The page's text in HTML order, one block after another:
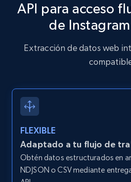
X (formerly Twitter) - Posts
Twitter posts URLs
ID, User posted, Name,
10.4K+
X (formerly Twitter) - Posts -
posts by array of profiles
ID, User posted, Name,
API para acceso
de
Extracción de datos web
FLEXIBLE
Adaptado a tu flujo de
Obtén datos estructurados en
NDJSON o CSV mediante